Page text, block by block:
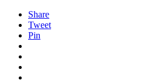
Share
Tweet
Pin